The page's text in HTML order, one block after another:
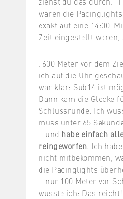
waren die
exakt auf eine 14:00-
Zeit eingestellt waren,
„600 Meter vor dem
ich auf die Uhr
war klar: Sub14 ist
Dann kam die Glocke
Schlussrunde. Ich
muss unter 65
– und habe einfach
reingeworfen . Ich
nicht mitbekommen,
die Pacinglights
– nur 100 Meter vor
wusste ich: Das